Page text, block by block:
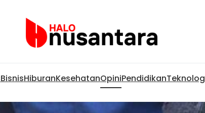
BisnisHiburanKesehatanOpiniPendidikan